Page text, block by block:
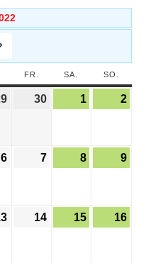
FR. SA. SO.
30 1 2
6 7 8 9
14 15 16